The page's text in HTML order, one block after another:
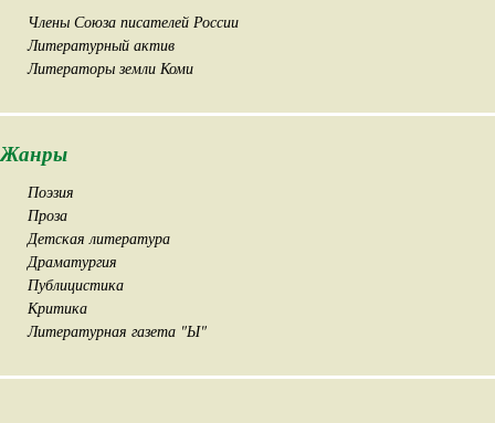
Члены Союза писателей России
Литературный актив
Литераторы земли Коми
Жанры
Поэзия
Проза
Детская литература
Драматургия
Публицистика
Критика
Литературная газета "Ы"